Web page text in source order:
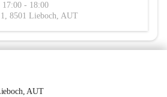
17:00 - 18:00
8501 Lieboch, AUT
AUT